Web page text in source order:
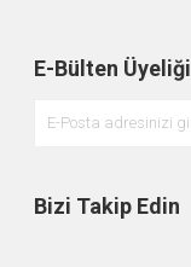
E-Bülten Üyeliği
Bizi Takip Edin